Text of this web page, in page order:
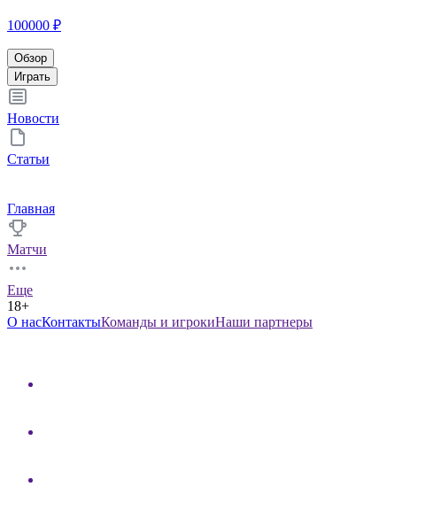
100000 ₽
Обзор
Играть
Новости
Статьи
Главная
Матчи
Еще
18+
О насКонтактыКоманды и игрокиНаши партнеры